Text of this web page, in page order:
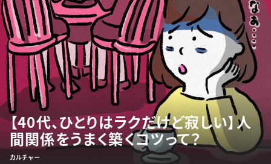
【40代、ひとりはラクだけど寂しい】人
間関係をうまく築くコツって？
カルチャー